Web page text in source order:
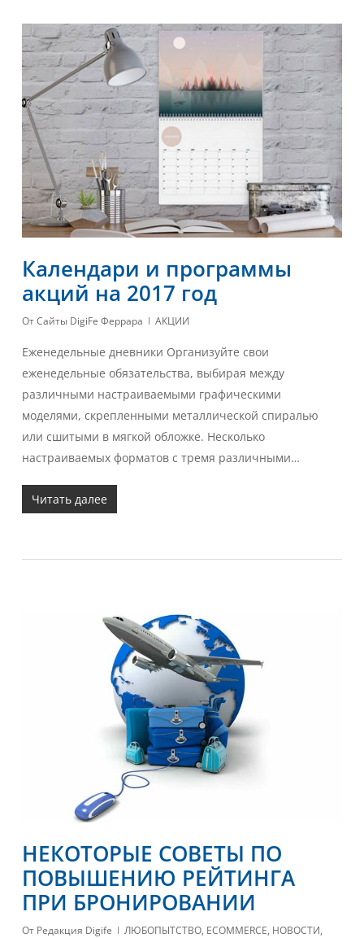
Календари и программы
акций на 2017 год
ОтСайты DigiFe Феррара АКЦИИ
Еженедельные дневники Организуйте свои
еженедельные обязательства, выбирая между
различными настраиваемыми графическими
моделями, скрепленными металлической спиралью
или сшитыми в мягкой обложке. Несколько
настраиваемых форматов с тремя различными…
Читать далее
НЕКОТОРЫЕ СОВЕТЫ ПО
ПОВЫШЕНИЮ РЕЙТИНГА
ПРИ БРОНИРОВАНИИ
От Редакция Digife ЛЮБОПЫТСТВО, ECOMMERCE, НОВОСТИ,